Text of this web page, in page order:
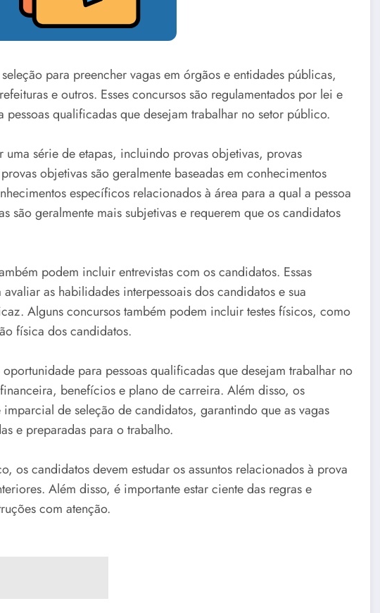
para preencher vagas em órgãos e entidades públicas,
e outros. Esses concursos são regulamentados por lei e
qualificadas que desejam trabalhar no setor público.
série de etapas, incluindo provas objetivas, provas
objetivas são geralmente baseadas em conhecimentos
específicos relacionados à área para a qual a pessoa
são geralmente mais subjetivas e requerem que os candidatos
podem incluir entrevistas com os candidatos. Essas
as habilidades interpessoais dos candidatos e sua
Alguns concursos também podem incluir testes físicos, como
física dos candidatos.
para pessoas qualificadas que desejam trabalhar no
benefícios e plano de carreira. Além disso, os
de seleção de candidatos, garantindo que as vagas
e preparadas para o trabalho.
os candidatos devem estudar os assuntos relacionados à prova
Além disso, é importante estar ciente das regras e
com atenção.